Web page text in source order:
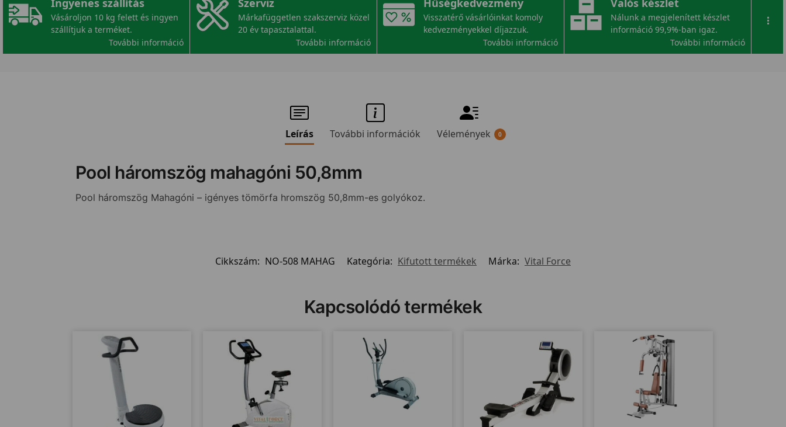
Vásároljon 10 kg felett és ingyen
szállítjuk a terméket.
További információ
Márkafüggetlen szakszerviz közel
20 év tapasztalattal.
További információ
Visszatérő vásárlóinkat komoly
kedvezményekkel díjazzuk.
További információ
Nálunk a megjelenített készlet
információ 99,9%-ban igaz.
További információ
...
Leírás További információk Vélemények 0
Pool háromszög mahagóni 50,8mm
Pool háromszög Mahagóni – igényes tömörfa hromszög 50,8mm-es golyókoz.
Cikkszám: NO-508 MAHAG Kategória: Kifutott termékek Márka: Vital Force
Kapcsolódó termékek